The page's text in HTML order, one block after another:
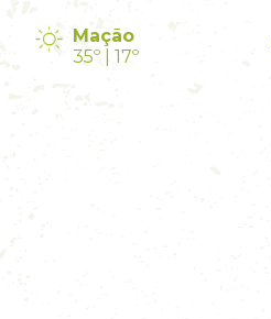
Mação
35º | 17º